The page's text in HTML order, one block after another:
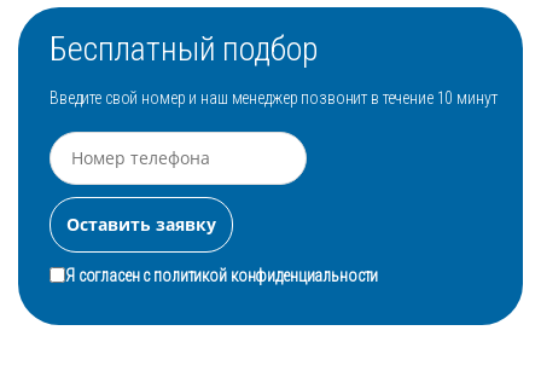
Бесплатный подбор
Введите свой номер и наш менеджер позвонит в течение 10 минут
Я согласен сполитикой конфиденциальности